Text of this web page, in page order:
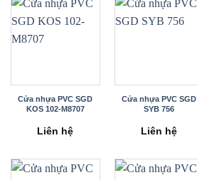
Cửa nhựa PVC SGD
KOS 102-M8707
Liên hệ
Cửa nhựa PVC SGD
SYB 756
Liên hệ